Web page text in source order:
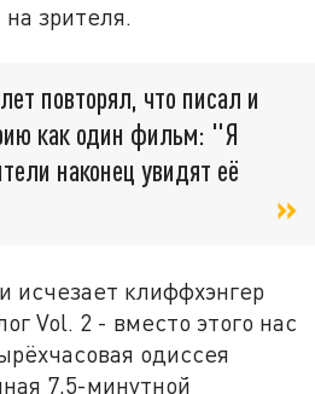
зрителя.
повторял, что писал и
как один фильм: "Я
наконец увидят её
исчезает клиффхэнгер
Vol. 2 - вместо этого нас
одиссея
7,5-минутной